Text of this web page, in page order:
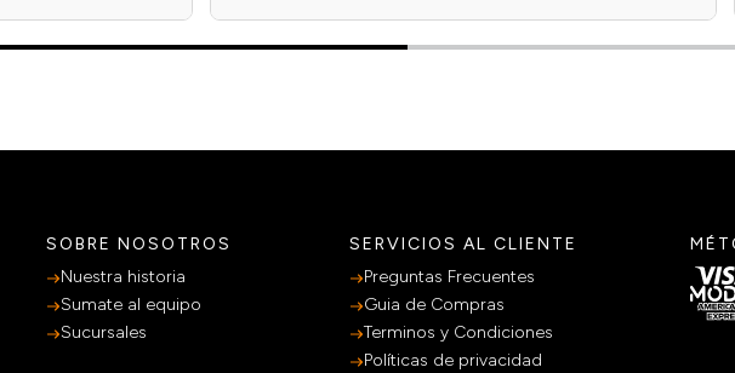
SOBRE NOSOTROS
Nuestra historia
Sumate al equipo
Sucursales
SERVICIOS AL CLIENTE
Preguntas Frecuentes
Guia de Compras
Terminos y Condiciones
Políticas de privacidad